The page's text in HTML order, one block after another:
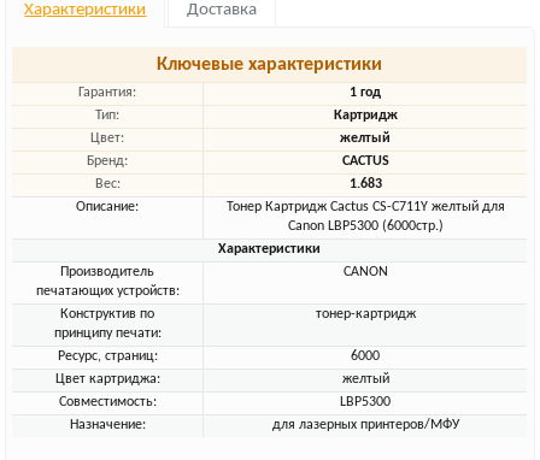
Характеристики Доставка
Ключевые характеристики
Гарантия:
1 год
Тип:
Картридж
Цвет:
желтый
Бренд:
CACTUS
Вес:
1.683
Описание:
Тонер Картридж Cactus CS-C711Y желтый для
Canon LBP5300 (6000стр.)
Характеристики
Производитель
печатающих устройств:
CANON
Конструктив по
принципу печати:
тонер-картридж
Ресурс, страниц:
6000
Цвет картриджа:
желтый
Совместимость:
LBP5300
Назначение:
для лазерных принтеров/МФУ